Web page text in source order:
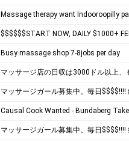
Massage therapy want Indooroopilly
$$$$$$START NOW, DAILY $1000+
Busy massage shop 7-8jobs per day
マッサージ店の日収は3000ドル以上、
マッサージガール募集中。毎日$$$$!!!!
Causal Cook Wanted - Bundaberg
マッサージガール募集中。毎日$$$$!!!!